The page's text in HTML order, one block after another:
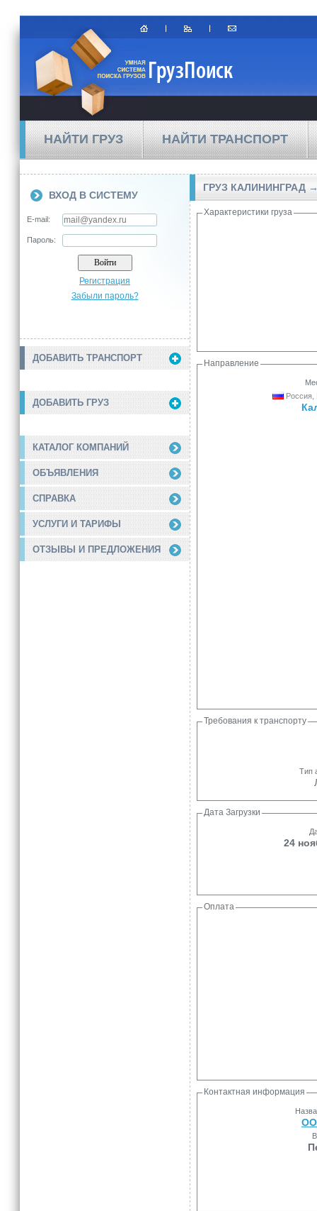
НАЙТИ ГРУЗ НАЙТИ ТРАНСПОРТ
ВХОД В СИСТЕМУ
E-mail:
Пароль:
Регистрация
Забыли пароль?
ДОБАВИТЬ ТРАНСПОРТ
ДОБАВИТЬ ГРУЗ
КАТАЛОГ КОМПАНИЙ
ОБЪЯВЛЕНИЯ
СПРАВКА
УСЛУГИ И ТАРИФЫ
ОТЗЫВЫ И ПРЕДЛОЖЕНИЯ
ГРУЗ КАЛИНИНГРАД
Характеристики груза
Направление
Россия,
Требования к транспорту
Тип
Дата Загрузки
24
Оплата
Контактная информация